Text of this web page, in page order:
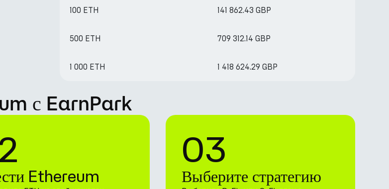
100 ETH 141 862.43 GBP
500 ETH 709 312.14 GBP
1 000 ETH 1 418 624.29 GBP
с EarnPark
Ethereum
03
Выберите стратегию